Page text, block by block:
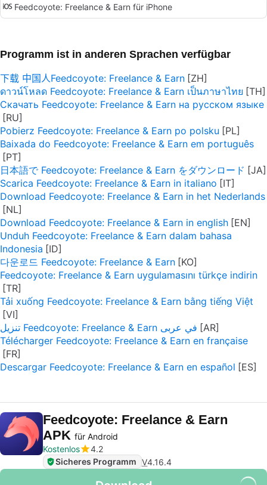
Feedcoyote: Freelance & Earn für iPhone
Programm ist in anderen Sprachen verfügbar
下载 中国人Feedcoyote: Freelance & Earn
ดาวน์โหลด Feedcoyote: Freelance & Earn เป็นภาษาไทย
Скачать Feedcoyote: Freelance & Earn на русском языке
Pobierz Feedcoyote: Freelance & Earn po polsku
Baixada do Feedcoyote: Freelance & Earn em português
日本語で Feedcoyote: Freelance & Earn をダウンロード
Scarica Feedcoyote: Freelance & Earn in italiano
Download Feedcoyote: Freelance & Earn in het Nederlands
Download Feedcoyote: Freelance & Earn in english
Unduh Feedcoyote: Freelance & Earn dalam bahasa
Indonesia
다운로드 Feedcoyote: Freelance & Earn
Feedcoyote: Freelance & Earn uygulamasını türkçe indirin
Tải xuống Feedcoyote: Freelance & Earn bằng tiếng Việt
تنزيل Feedcoyote: Freelance & Earn في عربى
Télécharger Feedcoyote: Freelance & Earn en française
Descargar Feedcoyote: Freelance & Earn en español
Feedcoyote: Freelance & Earn
APK für Android
Kostenlos
4.2
Sicheres Programm V4.16.4